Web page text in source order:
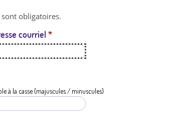
l
e
sont obligatoires.
courriel *
à la casse (majuscules / minuscules)